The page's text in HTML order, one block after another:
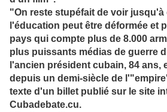
"On reste stupéfait de voir jusqu'à
l'éducation peut être déformée et
pays qui compte plus de 8.000
plus puissants médias de guerre
l'ancien président cubain, 84 ans,
depuis un demi-siècle de
texte d'un billet publié sur le site
Cubadebate.cu.